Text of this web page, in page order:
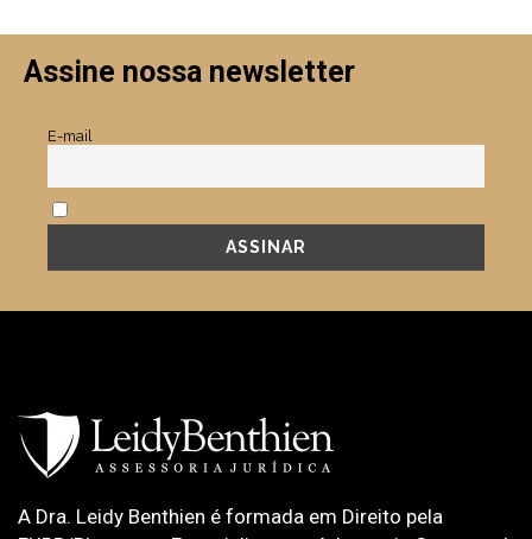
Assine nossa newsletter
E-mail
A Dra. Leidy Benthien é formada em Direito pela